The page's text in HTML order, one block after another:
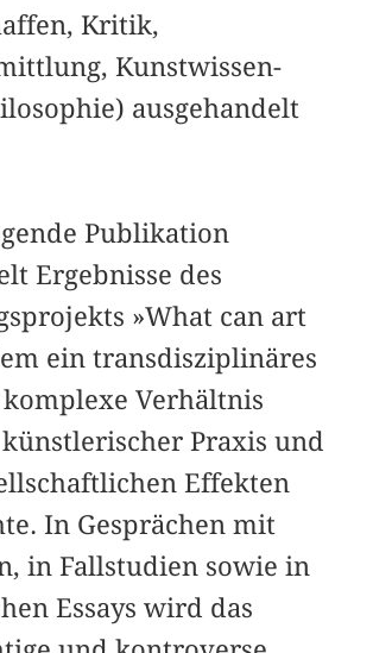
Kritik,
Kunstwissen­
ausgehandelt
Publikation
Ergebnisse des
»What can art
ein trans­disziplinäres
komplexe Verhältnis
Praxis und
Effekten
In Gesprächen mit
in Fallstudien sowie in
Essays wird das